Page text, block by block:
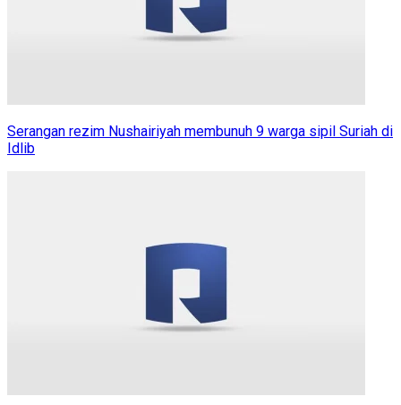
Serangan rezim Nushairiyah membunuh 9 warga sipil Suriah di
Idlib